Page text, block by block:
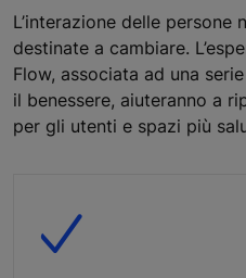
L’interazione delle persone
destinate a cambiare.
Flow, associata ad una
il benessere, aiuteranno a
per gli utenti e spazi più